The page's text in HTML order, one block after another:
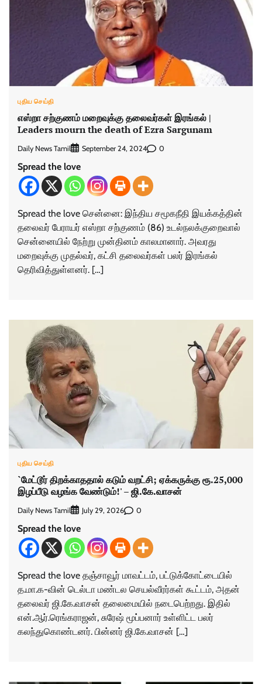
புதிய செய்தி
எஸ்றா சற்குணம் மறைவுக்கு தலைவர்கள் இரங்கல் |
Leaders mourn the death of Ezra Sargunam
Daily News Tamil September 24, 2024 0
Spread the love
Spread the love சென்னை: இந்திய சமூகநீதி இயக்கத்தின்
தலைவர் பேராயர் எஸ்றா சற்குணம் (86) உடல்நலக்குறைவால்
சென்னையில் நேற்று முன்தினம் காலமானார். அவரது
மறைவுக்கு முதல்வர், கட்சி தலைவர்கள் பலர் இரங்கல்
தெரிவித்துள்ளனர். […]
புதிய செய்தி
`மேட்டூர் திறக்காததால் கடும் வறட்சி; ஏக்கருக்கு ரூ.25,000
இழப்பீடு வழங்க வேண்டும்!' – ஜி.கே.வாசன்
Daily News Tamil July 29, 2026 0
Spread the love
Spread the love தஞ்சாவூர் மாவட்டம், பட்டுக்கோட்டையில்
த.மா.க-வின் டெல்டா மண்டல செயல்வீரர்கள் கூட்டம், அதன்
தலைவர் ஜி.கே.வாசன் தலைமையில் நடைபெற்றது. இதில்
என்.ஆர்.ரெங்கராஜன், சுரேஷ் மூப்பனார் உள்ளிட்ட பலர்
கலந்துகொண்டனர். பின்னர் ஜி.கே.வாசன் […]